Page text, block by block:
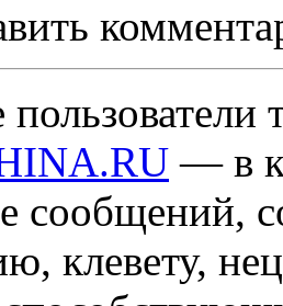
— в
сообщений,
клевету,